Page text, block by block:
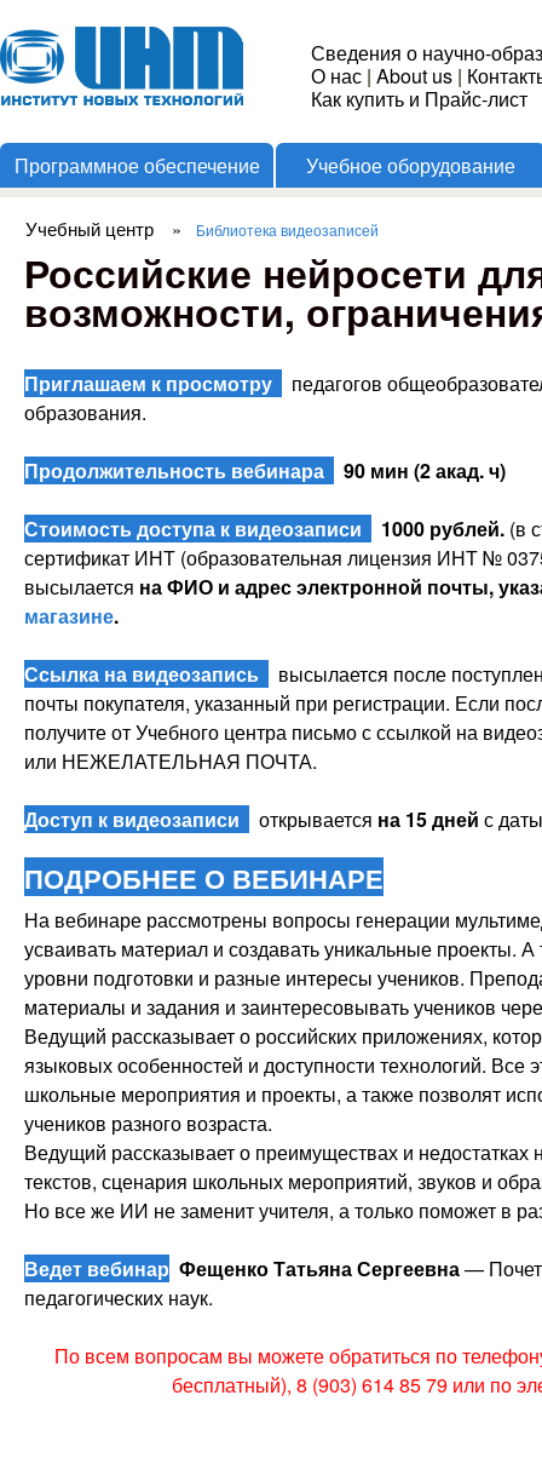
Институт
Новых
Технологий
Сведения о научно-
О нас | About us |
Как купить и Прайс-лист
Программное обеспечение Учебное оборудование
Вы здесь
Учебный центр » Библиотека видеозаписей
Российские нейросети
возможности,
Приглашаем к просмотру
педагогов
образования.
Продолжительность вебинара 90 мин (2 акад. ч)
Стоимость доступа к видеозаписи 1000 рублей. (в
сертификат ИНТ (образовательная лицензия ИНТ №
высылается на ФИО и адрес электронной почты,
магазине.
Ссылка на видеозапись
высылается после
почты покупателя, указанный при регистрации. Если
получите от Учебного центра письмо с ссылкой на
или НЕЖЕЛАТЕЛЬНАЯ ПОЧТА.
Доступ к видеозаписи открывается на 15 дней с
ПОДРОБНЕЕ О ВЕБИНАРЕ
На вебинаре рассмотрены вопросы генерации
усваивать материал и создавать уникальные проекты.
уровни подготовки и разные интересы учеников.
материалы и задания и заинтересовывать учеников
Ведущий рассказывает о российских приложениях,
языковых особенностей и доступности технологий. Все
школьные мероприятия и проекты, а также позволят
учеников разного возраста.
Ведущий рассказывает о преимуществах и
текстов, сценария школьных мероприятий, звуков и
Но все же ИИ не заменит учителя, а только поможет в
Ведет вебинар Фещенко Татьяна Сергеевна—
педагогических наук.
По всем вопросам вы можете обратиться по
бесплатный), 8 (903) 614 85 79 или по